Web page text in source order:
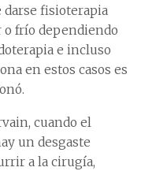
darse fisioterapia
o frío dependiendo
e incluso
en estos casos es
cuando el
un desgaste
a la cirugía,